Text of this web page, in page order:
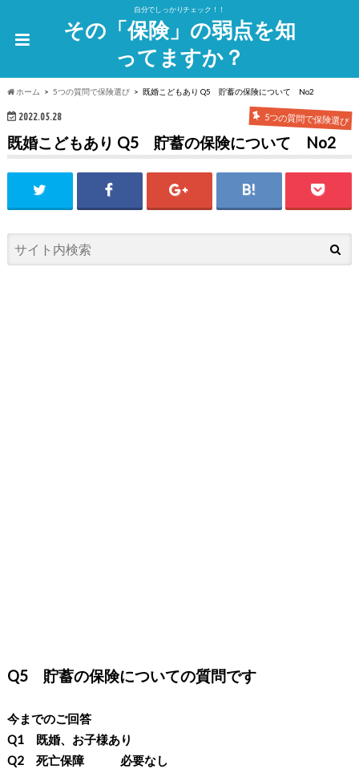
自分でしっかりチェック！！
その「保険」の弱点を知
ってますか？
ホーム 5つの質問で保険選び 既婚こどもあり Q5 貯蓄の保険について No2
2022.05.28 5つの質問で保険選び
既婚こどもあり Q5 貯蓄の保険について No2
Q5 貯蓄の保険についての質問です
今までのご回答
Q1 既婚、お子様あり
Q2 死亡保障 必要なし